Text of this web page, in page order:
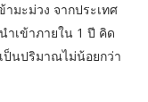
มะม่วง จากประเทศ
ำเข้าภายใน 1 ปี คิด
ป็นปริมาณไม่น้อยกว่า